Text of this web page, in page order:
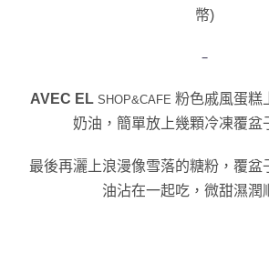
幣)
–
AVEC EL SHOP&CAFE 粉色戚風蛋糕
奶油，簡單放上幾顆冷凍覆盆
最後再灑上浪漫像雪落的糖粉， 覆盆
油沾在一起吃，微甜濕潤